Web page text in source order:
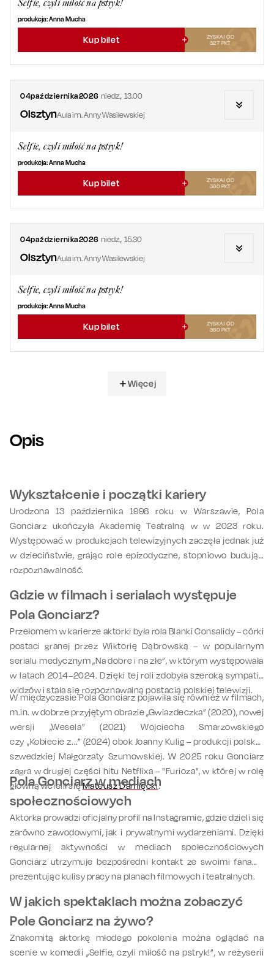
Selfie, czyli miłość na pstryk!
produkcja: Anna Mucha
Kup bilet
ZYSKAJ OD
327 PKT
04października2026 niedz.,13.00
OlsztynAula im. Anny Wasilewskiej
Selfie, czyli miłość na pstryk!
produkcja: Anna Mucha
Kup bilet
ZYSKAJ OD
360 PKT
04października2026 niedz.,15.30
OlsztynAula im. Anny Wasilewskiej
Selfie, czyli miłość na pstryk!
produkcja: Anna Mucha
Kup bilet
ZYSKAJ OD
360 PKT
Więcej
Opis
Wykształcenie i początki kariery
Urodzona 13 października 1998 roku w Warszawie, Pola
Gonciarz ukończyła Akademię Teatralną w w 2023 roku.
Występować w produkcjach telewizyjnych zaczęła jednak już
w dzieciństwie, grając role epizodyczne, stopniowo budując
rozpoznawalność.
Gdzie w filmach i serialach występuje
Pola Gonciarz?
Przełomem w karierze aktorki była rola Blanki Consalidy – córki
postaci granej przez Wiktorię Dąbrowską – w popularnym
serialu medycznym „Na dobre i na złe”, w którym występowała
w latach 2014–2024. Dzięki tej roli zdobyła szeroką sympatię
widzów i stała się rozpoznawalną postacią polskiej telewizji.
W międzyczasie Pola Gonciarz pojawiła się również w filmach,
m.in. w dobrze przyjętym obrazie „Gwiazdeczka” (2020), nowej
wersji „Wesela” (2021) Wojciecha Smarzowskiego
czy „Kobiecie z...” (2024) obok Joanny Kulig – produkcji polsko-
szwedzkiej Małgorzaty Szumowskiej. W 2025 roku Gonciarz
zagra w drugiej części hitu Netflixa – "Furioza", w której w rolę
główną wcielił sięMateusz Damięcki.
Pola Gonciarz w mediach
społecznościowych
Aktorka prowadzi oficjalny profil na Instagramie, gdzie dzieli się
zarówno zawodowymi, jak i prywatnymi wydarzeniami. Dzięki
regularnej aktywności w mediach społecznościowych
Gonciarz utrzymuje bezpośredni kontakt ze swoimi fanami,
prezentując kulisy pracy na planach filmowych i teatralnych.
W jakich spektaklach można zobaczyć
Pole Gonciarz na żywo?
Znakomitą aktorkę młodego pokolenia można oglądać na
scenie w komedii „Selfie, czyli miłość na pstryk!”, w reżyserii